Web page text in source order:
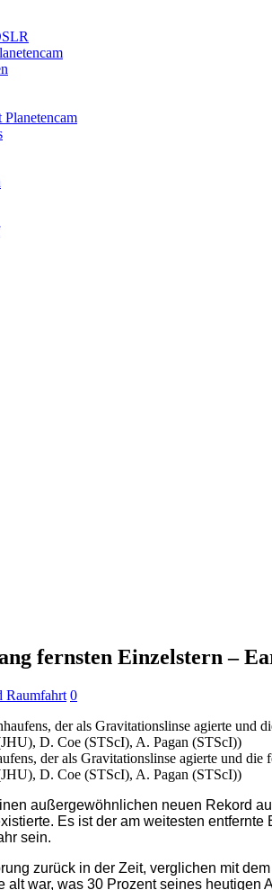
fernsten Einzelstern –
Raumfahrt 0
der als Gravitationslinse agierte und
D. Coe (STScI), A. Pagan (STScI))
außergewöhnlichen neuen Rekord
Es ist der am weitesten
sein.
zurück in der Zeit, verglichen mit
war, was 30 Prozent seines